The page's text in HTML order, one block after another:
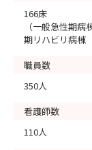
166床
（一般急性期
期リハビリ病棟
職員数
350人
看護師数
110人